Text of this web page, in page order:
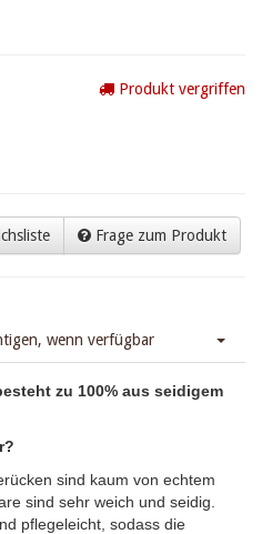
Produkt vergriffen
Frage zum Produkt
wenn verfügbar
zu 100% aus seidigem
sind kaum von echtem
sind sehr weich und seidig.
pflegeleicht, sodass die
$zuletztInWarenkorbGelegterArtikel